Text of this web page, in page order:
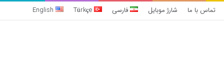
تماس با ما شارژ موبایل فارسی Türkçe
English